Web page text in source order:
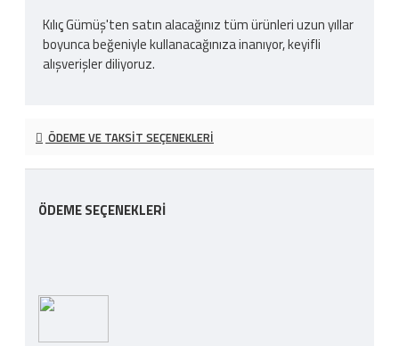
Kılıç Gümüş'ten satın alacağınız tüm ürünleri uzun yıllar
boyunca beğeniyle kullanacağınıza inanıyor, keyifli
alışverişler diliyoruz.
ÖDEME VE TAKSIT SEÇENEKLERI
ÖDEME SEÇENEKLERI